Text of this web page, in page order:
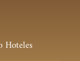
Hoteles